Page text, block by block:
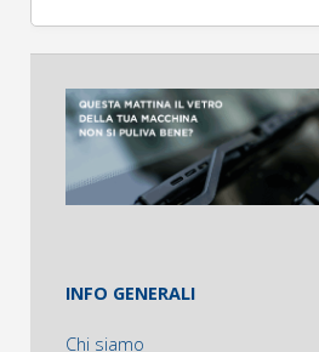
INFO GENERALI
Chi siamo